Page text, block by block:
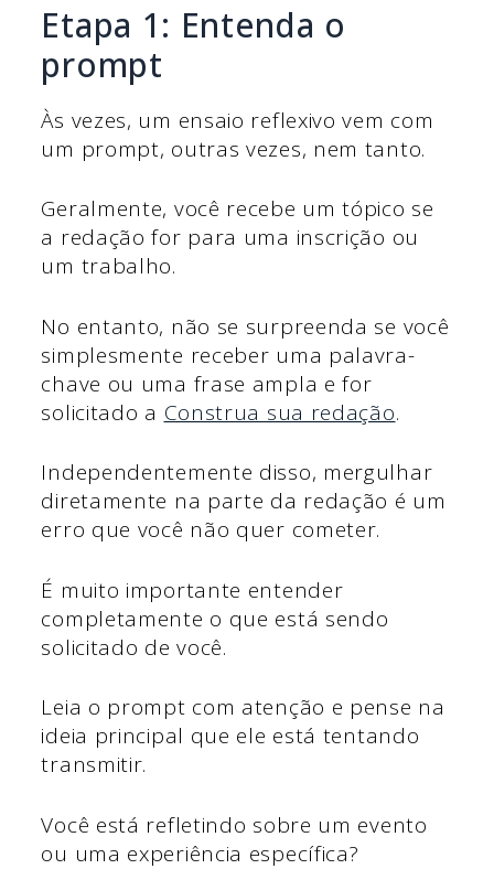
Etapa 1: Entenda o
prompt
Às vezes, um ensaio reflexivo vem com
um prompt, outras vezes, nem tanto.
Geralmente, você recebe um tópico se
a redação for para uma inscrição ou
um trabalho.
No entanto, não se surpreenda se você
simplesmente receber uma palavra-
chave ou uma frase ampla e for
solicitado a Construa sua redação.
Independentemente disso, mergulhar
diretamente na parte da redação é um
erro que você não quer cometer.
É muito importante entender
completamente o que está sendo
solicitado de você.
Leia o prompt com atenção e pense na
ideia principal que ele está tentando
transmitir.
Você está refletindo sobre um evento
ou uma experiência específica?